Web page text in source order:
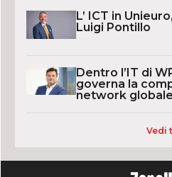
L’ ICT in
Luigi Pontillo
Dentro l’IT di
governa la
network globale
Vedi